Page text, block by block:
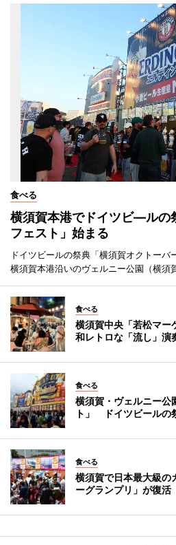
食べる
横須賀本港でドイツビ―ル
フェスト」始まる
ドイツビールの祭典「横須賀オクトーバ
横須賀本港沿いのヴェルニー公園（横須
食べる
横須賀中央「若松マ
和レトロな「流し」演
食べる
横須賀・ヴェルニー公
ト」 ドイツビールの
食べる
横須賀で日本最大級
ーグランプリ」が復活